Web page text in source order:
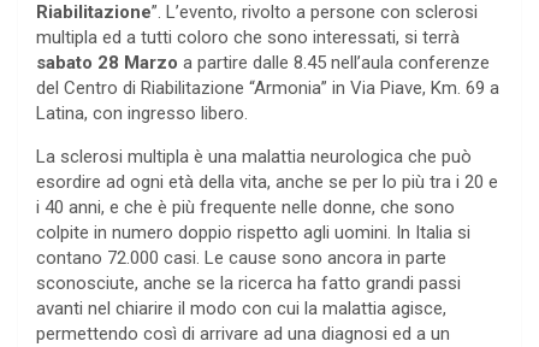
Riabilitazione”. L’evento, rivolto a persone con sclerosi
multipla ed a tutti coloro che sono interessati, si terrà
sabato 28 Marzo a partire dalle 8.45 nell’aula conferenze
del Centro di Riabilitazione “Armonia” in Via Piave, Km. 69 a
Latina, con ingresso libero.
La sclerosi multipla è una malattia neurologica che può
esordire ad ogni età della vita, anche se per lo più tra i 20 e
i 40 anni, e che è più frequente nelle donne, che sono
colpite in numero doppio rispetto agli uomini. In Italia si
contano 72.000 casi. Le cause sono ancora in parte
sconosciute, anche se la ricerca ha fatto grandi passi
avanti nel chiarire il modo con cui la malattia agisce,
permettendo così di arrivare ad una diagnosi ed a un